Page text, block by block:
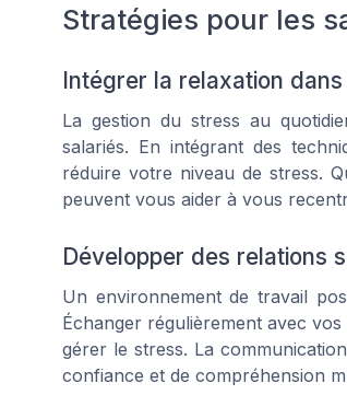
Stratégies pour les
Intégrer la relaxation
La gestion du stress au
salariés. En intégrant des
réduire votre niveau de stress.
peuvent vous aider à vous
Développer des relations
Un environnement de travail
Échanger régulièrement avec
gérer le stress. La
confiance et de compréhension